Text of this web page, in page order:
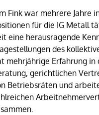
Fink war mehrere Jahre
für die IG Metall
eine herausragende
des
mehrjährige Erfahrung
gerichtlichen
Betriebsräten und